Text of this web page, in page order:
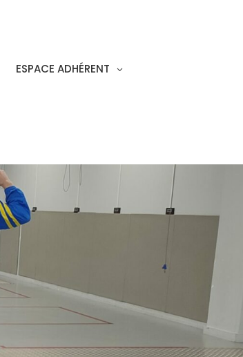
ESPACE ADHÉRENT